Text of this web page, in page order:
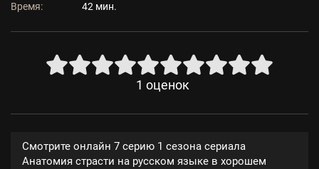
Время:
42 мин.
1 оценок
Смотрите онлайн 7 серию 1 сезона сериала
Анатомия страсти на русском языке в хорошем